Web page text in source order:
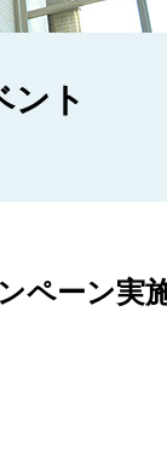
ント
ペーン実